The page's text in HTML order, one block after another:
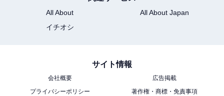
便利な言葉なので、広告マンは「空気を読め」「ノリを
合わせろ」くらいの軽い意味合いで使ってきます。こち
いかがでしたか、ちょっとマニアックな広告用語。どん
All About
All About Japan
イチオシ
サイト情報
会社概要
広告掲載
プライバシーポリシー
著作権・商標・免責事項